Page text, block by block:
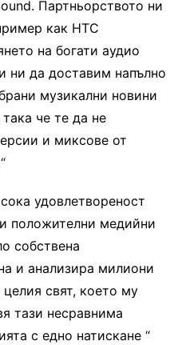
Партньорството ни
как HTC
на богати аудио
ни да доставим напълно
музикални новини
че те да не
и миксове от
удовлетвореност
положителни медийни
собствена
и анализира милиони
свят, което му
тази несравнима
с едно натискане “